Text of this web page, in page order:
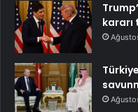
kararı